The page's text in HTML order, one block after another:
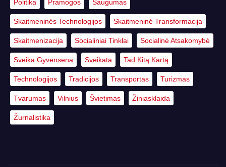
Politika Pramogos Saugumas
Skaitmeninės Technologijos Skaitmeninė Transformacija
Skaitmenizacija Socialiniai Tinklai Socialinė Atsakomybė
Sveika Gyvensena Sveikata Tad Kitą Kartą
Technologijos Tradicijos Transportas Turizmas
Tvarumas Vilnius Švietimas Žiniasklaida
Žurnalistika